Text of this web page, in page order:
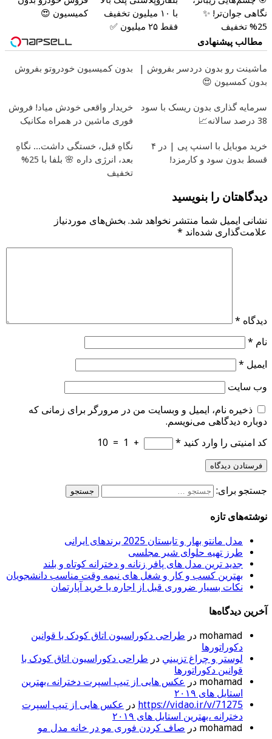
نگاهی جوان‌تر! ✨
25% تخفیف
بلفاروپلاستی
با ۱۰ میلیون تخفیف
فقط ۲۵ میلیون ✅
کمیسیون 😍
مطالب پیشنهادی
ماشینت رو بدون دردسر بفروش |
بدون کمسیون 😍
بدون کمیسیون خودروتو بفروش
سرمایه گذاری بدون ریسک با سود
38 درصد سالانه📈
خریدار واقعی خودش میاد! فروش
فوری ماشین در همراه مکانیک
خرید موبایل با اسنپ پی | در ۴
قسط بدون سود و کارمزد!
نگاهِ قبل، خستگی داشت... نگاهِ
بعد، انرژی داره 🌸 بلفا با 25%
تخفیف
دیدگاهتان را بنویسید
نشانی ایمیل شما منتشر نخواهد شد. بخش‌های موردنیاز
علامت‌گذاری شده‌اند *
دیدگاه *
نام *
ایمیل *
وب‌ سایت
ذخیره نام، ایمیل و وبسایت من در مرورگر برای زمانی که
دوباره دیدگاهی می‌نویسم.
کد امنیتی را وارد کنید *
+
1
=
10
جستجو برای:
نوشته‌های تازه
مدل مانتو بهار و تابستان 2025 برندهای ایرانی
طرز تهیه حلوای شیر مجلسی
جدید ترین مدل های پافر زنانه و دخترانه کوتاه و بلند
بهترین کسب و کار و شغل های نیمه وقت مناسب دانشجویان
نکات بسیار ضروری قبل از اجاره یا خرید آپارتمان
آخرین دیدگاه‌ها
mohamad در طراحی دکوراسیون اتاق کودک با قوانین
دکوراتورها
لوستر و چراغ تزييني در طراحی دکوراسیون اتاق کودک با
قوانین دکوراتورها
mohamad در عکس هایی از تیپ اسپرت دخترانه ،بهترین
استایل های ۲۰۱۹
https://vidao.ir/v/71275 در عکس هایی از تیپ اسپرت
دخترانه ،بهترین استایل های ۲۰۱۹
mohamad در صاف کردن فوری مو در خانه مدل مو